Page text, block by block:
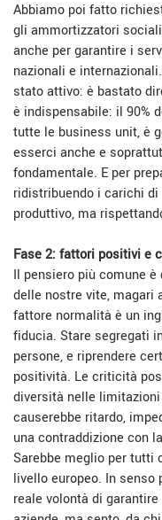
Abbiamo poi fatto
gli ammortizzatori
anche per garantire i
nazionali e
stato attivo: è bastato
è indispensabile: il 90%
tutte le business unit, è
esserci anche e
fondamentale. E per
ridistribuendo i carichi
produttivo, ma
Fase 2: fattori positivi e
Il pensiero più comune
delle nostre vite, magari
fattore normalità è un
fiducia. Stare segregati
persone, e riprendere
positività. Le criticità
diversità nelle
causerebbe ritardo,
una contraddizione con
Sarebbe meglio per tutti
livello europeo. In senso
reale volontà di